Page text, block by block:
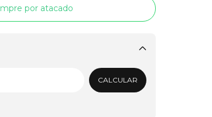
por atacado
Alterar CEP
CALCULAR